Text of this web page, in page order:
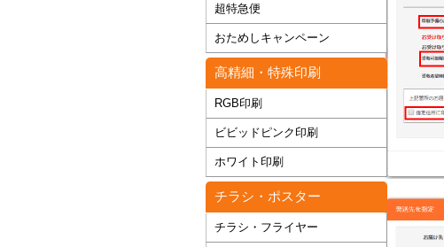
超特急便
おためしキャンペーン
高精細・特殊印刷
RGB印刷
ビビッドピンク印刷
ホワイト印刷
チラシ・ポスター
チラシ・フライヤー